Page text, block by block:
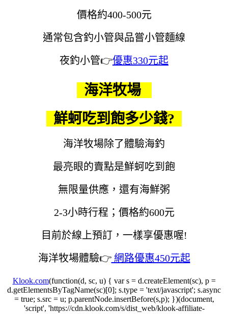
價格約400-500元
通常包含釣小管與品嘗小管麵線
夜釣小管👉優惠330元起
海洋牧場
鮮蚵吃到飽多少錢?
海洋牧場除了體驗海釣
最亮眼的賣點是鮮蚵吃到飽
無限量供應，還有海鮮粥
2-3小時行程；價格約600元
目前於線上預訂，一樣享優惠喔!
海洋牧場體驗👉網路優惠450元起
Klook.com(function(d, sc, u) { var s = d.createElement(sc), p =
d.getElementsByTagName(sc)[0]; s.type = 'text/javascript'; s.async
= true; s.src = u; p.parentNode.insertBefore(s,p); })(document,
'script', 'https://cdn.klook.com/s/dist_web/klook-affiliate-